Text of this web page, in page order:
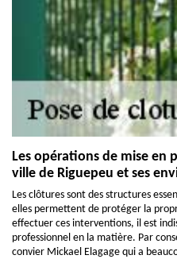
Les opérations de mise en
ville de Riguepeu et ses
Les clôtures sont des structures
elles permettent de protéger la
effectuer ces interventions, il est
professionnel en la matière. Par
convier Mickael Elagage qui a